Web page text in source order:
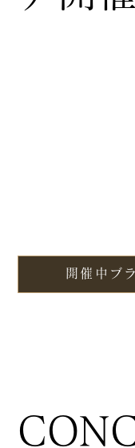
開催中ブ